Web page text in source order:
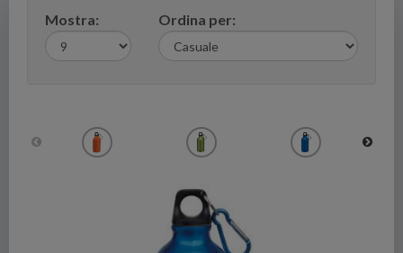
Mostra: Ordina per: